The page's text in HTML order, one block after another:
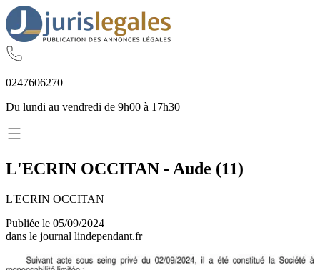
0247606270
Du lundi au vendredi de 9h00 à 17h30
L'ECRIN OCCITAN - Aude (11)
L'ECRIN OCCITAN
Publiée le 05/09/2024
dans le journal lindependant.fr